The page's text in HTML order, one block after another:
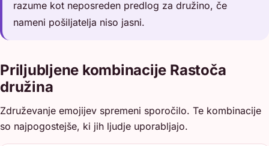
razume kot neposreden predlog za družino, če
nameni pošiljatelja niso jasni.
Priljubljene kombinacije Rastoča
družina
Združevanje emojijev spremeni sporočilo. Te kombinacije
so najpogostejše, ki jih ljudje uporabljajo.